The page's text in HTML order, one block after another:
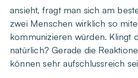
ansieht, fragt man sich am
zwei Menschen wirklich so
kommunizieren würden. Klingt
natürlich? Gerade die
können sehr aufschlussreich